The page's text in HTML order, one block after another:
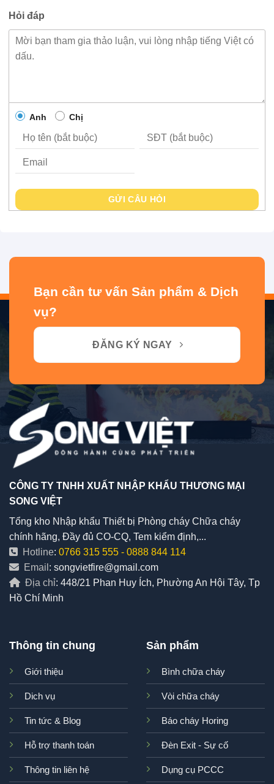
Hỏi đáp
Anh Chị
GỬI CÂU HỎI
Bạn cần tư vấn Sản phẩm & Dịch
vụ?
ĐĂNG KÝ NGAY
CÔNG TY TNHH XUẤT NHẬP KHẨU THƯƠNG MẠI
SONG VIỆT
Tổng kho Nhập khẩu Thiết bị Phòng cháy Chữa cháy
chính hãng, Đầy đủ CO-CQ, Tem kiểm định,...
Hotline: 0766 315 555 - 0888 844 114
Email : songvietfire@gmail.com
Địa chỉ: 448/21 Phan Huy Ích, Phường An Hội Tây, Tp
Hồ Chí Minh
Thông tin chung
Giới thiệu
Dich vụ
Tin tức & Blog
Hỗ trợ thanh toán
Thông tin liên hệ
Sản phẩm
Bình chữa cháy
Vòi chữa cháy
Báo cháy Horing
Đèn Exit - Sự cố
Dụng cụ PCCC